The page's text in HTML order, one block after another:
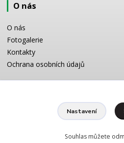
O nás
O nás
Fotogalerie
Kontakty
Ochrana osobních údajů
Potřebujete poradit s výběrem?
+420 728 772 566
info@reklamnipiskovani.cz
Nastavení
Souhlas můžete